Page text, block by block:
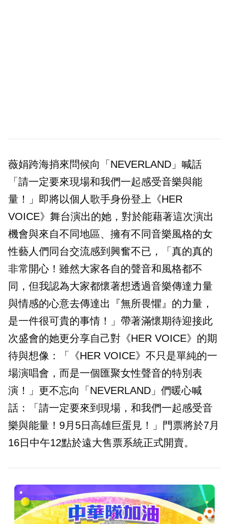
薇娟跨海捎來問候向「NEVERLAND」喊話
「請一定要來現場和我們一起感受音樂與能
量！」即將以個人歌手身份登上《HER
VOICE》舞台演出的她，對於能藉著這次演出
機會與來自不同地區、擁有不同音樂風格的女
性藝人們同台交流感到興奮不已，「真的真的
非常開心！雖然大家各自的聲音和風格都不
同，但我認為大家都懷著想透過音樂傳達力量
與情感的心意去傳達出『無所畏懼』的力量，
是一件很可貴的事情！」帶著滿懷期待迎接此
次盛會的她更分享自己對《HER VOICE》的期
待與想像：「《HER VOICE》不只是單純的一
場演唱會，而是一個匯聚女性聲音的特別表
演！」更不忘向「NEVERLAND」們暖心喊
話：「請一定要來到現場，和我們一起感受音
樂與能量！9月5日高雄巨蛋見！」門票將於7月
16日中午12點於遠大售票系統正式開賣。